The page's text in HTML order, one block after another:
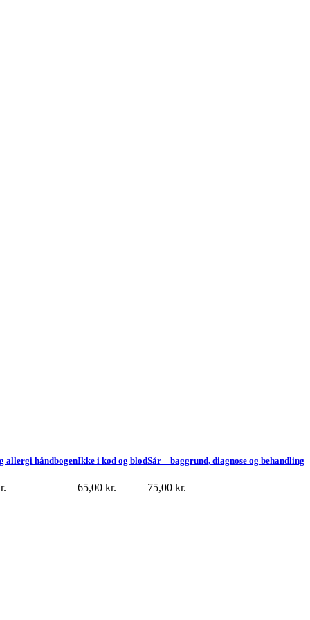
Sår – baggrund, diagnose og behandling
75,00 kr.
Ikke i kød og blod
65,00 kr.
allergi håndbogen